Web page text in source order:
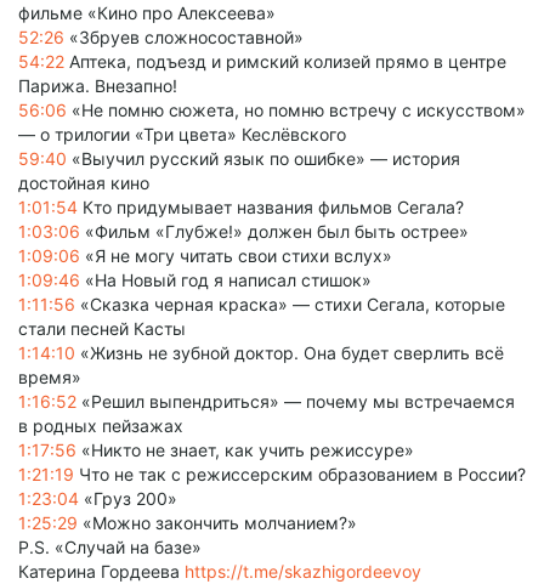
фильме «Кино про Алексеева»
52:26 «Збруев сложносоставной»
54:22 Аптека, подъезд и римский колизей прямо в центре
Парижа. Внезапно!
56:06 «Не помню сюжета, но помню встречу с искусством»
— о трилогии «Три цвета» Кеслёвского
59:40 «Выучил русский язык по ошибке» — история
достойная кино
1:01:54 Кто придумывает названия фильмов Сегала?
1:03:06 «Фильм «Глубже!» должен был быть острее»
1:09:06 «Я не могу читать свои стихи вслух»
1:09:46 «На Новый год я написал стишок»
1:11:56 «Сказка черная краска» — стихи Сегала, которые
стали песней Касты
1:14:10 «Жизнь не зубной доктор. Она будет сверлить всё
время»
1:16:52 «Решил выпендриться» — почему мы встречаемся
в родных пейзажах
1:17:56 «Никто не знает, как учить режиссуре»
1:21:19 Что не так с режиссерским образованием в России?
1:23:04 «Груз 200»
1:25:29 «Можно закончить молчанием?»
P.S. «Случай на базе»
Катерина Гордеева https://t.me/skazhigordeevoy